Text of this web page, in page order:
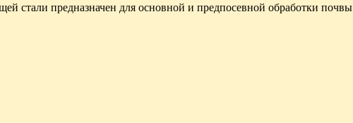
стали предназначен для основной и предпосевной обработки почвы